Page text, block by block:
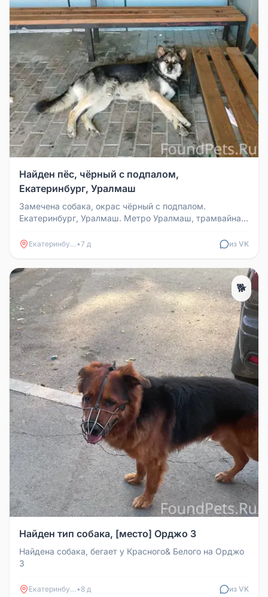
Найден пёс, чёрный с подпалом,
Екатеринбург, Уралмаш
Замечена собака, окрас чёрный с подпалом.
Екатеринбург, Уралмаш. Метро Уралмаш, трамвайная
Екатеринбург •7 д из VK
🐕
Найден тип собака, [место] Орджо 3
Найдена собака, бегает у Красного& Белого на Орджо
3
Екатеринбург • 8 д из VK